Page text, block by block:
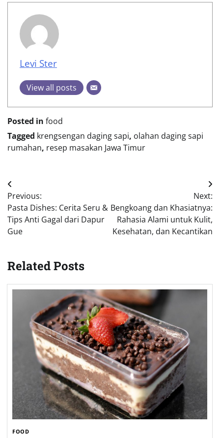
Levi Ster
View all posts
Posted in food
Tagged krengsengan daging sapi, olahan daging sapi
rumahan, resep masakan Jawa Timur
Post
navigation
Previous:
Pasta Dishes: Cerita Seru &
Tips Anti Gagal dari Dapur
Gue
Next:
Bengkoang dan Khasiatnya:
Rahasia Alami untuk Kulit,
Kesehatan, dan Kecantikan
Related Posts
FOOD